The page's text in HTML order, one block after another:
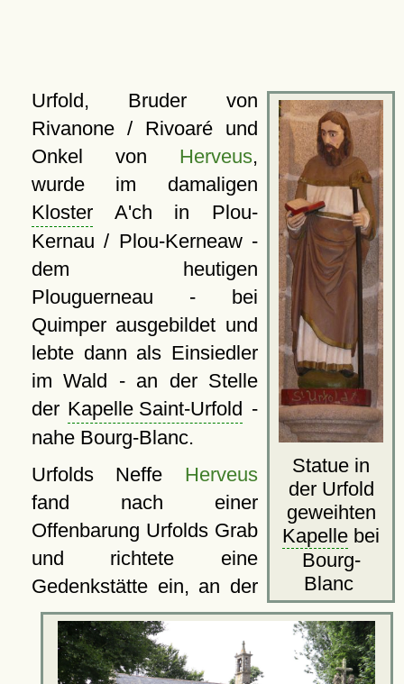
Statue in
der Urfold
geweihten
Kapelle bei
Bourg-
Blanc
Urfold, Bruder von
Rivanone / Rivoaré und
Onkel von Herveus,
wurde im damaligen
KlosterA'ch in Plou-
Kernau / Plou-Kerneaw -
dem heutigen
Plouguerneau - bei
Quimper ausgebildet und
lebte dann als Einsiedler
im Wald - an der Stelle
der Kapelle Saint-Urfold -
nahe Bourg-Blanc.
Urfolds Neffe Herveus
fand nach einer
Offenbarung Urfolds Grab
und richtete eine
Gedenkstätte ein, an der